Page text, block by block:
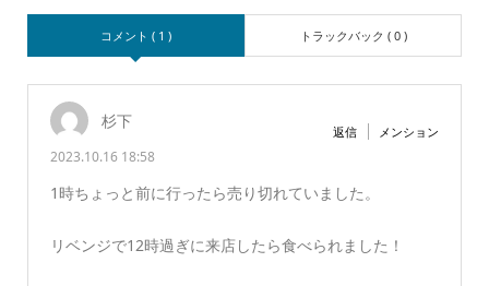
コメント ( 1 ) トラックバック ( 0 )
杉下
2023.10.16 18:58
返信 メンション
1時ちょっと前に行ったら売り切れていました。
リベンジで12時過ぎに来店したら食べられました！